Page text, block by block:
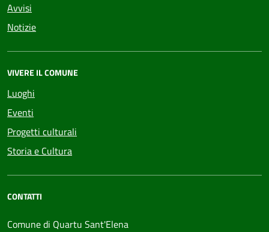
Avvisi
Notizie
VIVERE IL COMUNE
Luoghi
Eventi
Progetti culturali
Storia e Cultura
CONTATTI
Comune di Quartu Sant'Elena